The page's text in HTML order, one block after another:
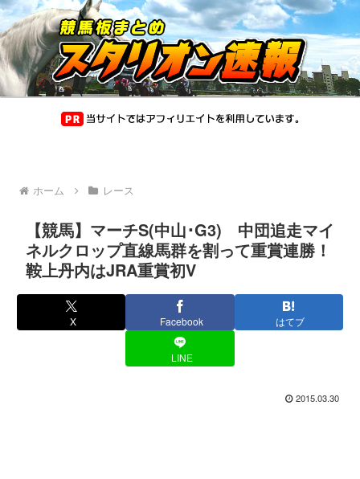
ホーム レース
【競馬】マーチS(中山･G3) 中団追走マイ
ネルクロップ直線馬群を割って重賞連勝！
鞍上丹内はJRA重賞初V
X Facebook はてブ
LINE
2015.03.30